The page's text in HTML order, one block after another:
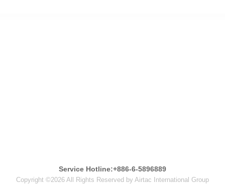
Service Hotline:+886-6-5896889
Copyright ©2026 All Rights Reserved by Airtac International Group